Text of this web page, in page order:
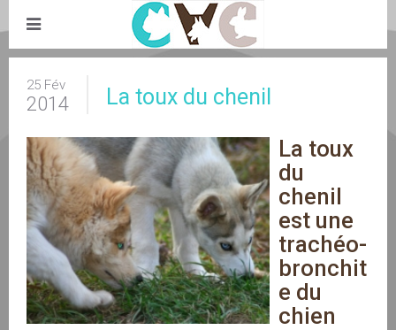
25 Fév
2014 La toux du chenil
La toux
du
chenil
est une
trachéo-
bronchit
e du
chien